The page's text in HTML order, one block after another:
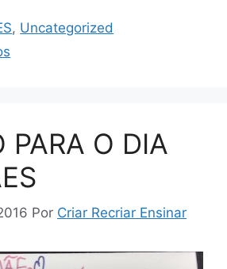
, Uncategorized
PARA O DIA
Por Criar Recriar Ensinar